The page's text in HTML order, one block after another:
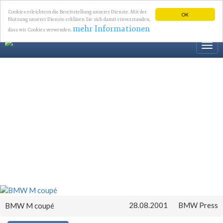
OK
Cookies erleichtern die Bereitstellung unserer Dienste. Mit der
Nutzung unserer Dienste erklären Sie sich damit einverstanden,
dass wir Cookies verwenden.mehr Informationen
BMW M coupé 28.08.2001 BMW Press